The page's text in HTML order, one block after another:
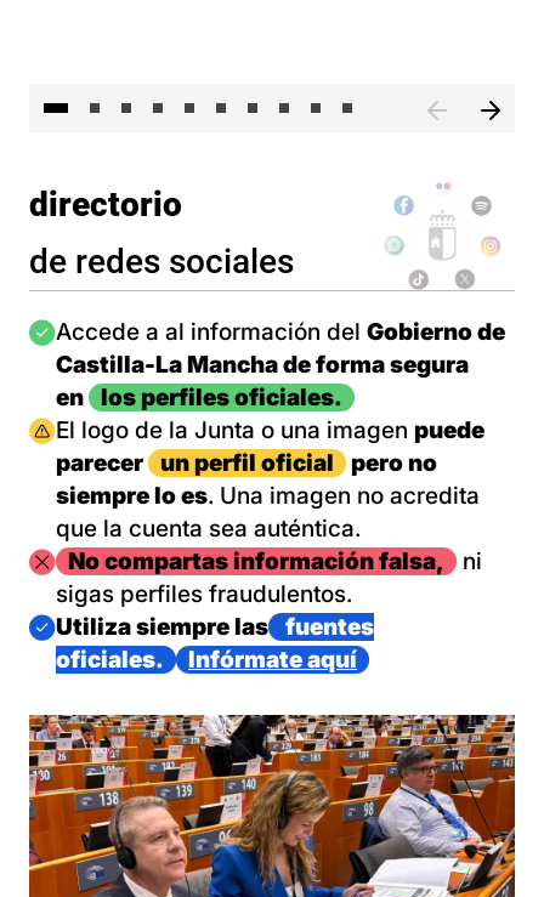
directorio
de redes sociales
Imagen
Accede a al información del Gobierno de
Castilla-La Mancha de forma segura
en
los perfiles oficiales.
Imagen
El logo de la Junta o una imagen puede
parecer
un perfil oficial
pero no
siempre lo es. Una imagen no acredita
que la cuenta sea auténtica.
ImagenNo compartas información falsa,
ni
sigas perfiles fraudulentos.
Imagen
Utiliza siempre las
fuentes
oficiales.
Infórmate aquí